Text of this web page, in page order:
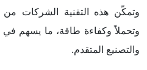
وتمكّن هذه التقنية الشركات من
وتحملاً وكفاءة طاقة، ما يسهم في
والتصنيع المتقدم.